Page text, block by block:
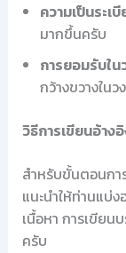
ความเป็นระเ
มากขึ้นครับ
การยอมรับใน
กว้างขวางใน
วิธีการเขียนอ้าง
สำหรับขั้นตอนกา
แนะนำให้ท่านแบ่
เนื้อหา การเขีย
ครับ